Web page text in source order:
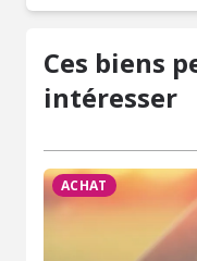
Ces biens
intéresser
ACHAT